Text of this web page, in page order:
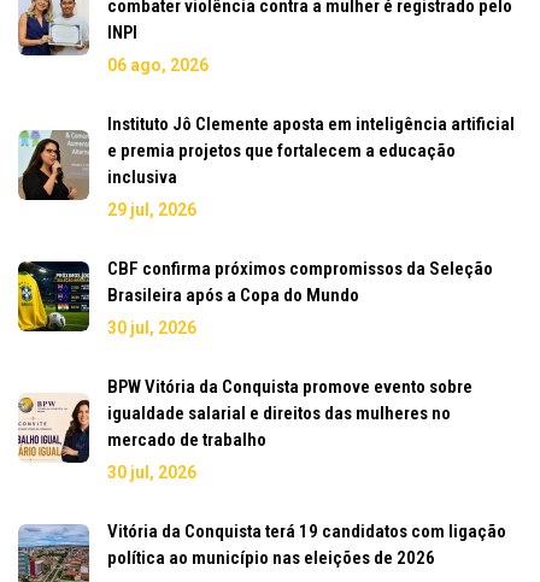
combater violência contra a mulher é registrado pelo
INPI
06 ago, 2026
Instituto Jô Clemente aposta em inteligência artificial
e premia projetos que fortalecem a educação
inclusiva
29 jul, 2026
CBF confirma próximos compromissos da Seleção
Brasileira após a Copa do Mundo
30 jul, 2026
BPW Vitória da Conquista promove evento sobre
igualdade salarial e direitos das mulheres no
mercado de trabalho
30 jul, 2026
Vitória da Conquista terá 19 candidatos com ligação
política ao município nas eleições de 2026